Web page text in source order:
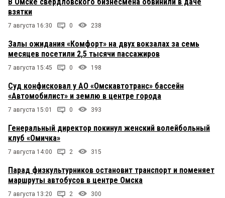
взятки
7 августа 16:30 0 238
Залы ожидания «Комфорт» на двух вокзалах за семь
месяцев посетили 2,5 тысячи пассажиров
7 августа 15:45 0 198
Суд конфисковал у АО «Омскавтотранс» бассейн
«Автомобилист» и землю в центре города
7 августа 15:01 0 393
Генеральный директор покинул женский волейбольный
клуб «Омичка»
7 августа 14:00 2 315
Парад физкультурников остановит транспорт и поменяет
маршруты автобусов в центре Омска
7 августа 13:20 2 300